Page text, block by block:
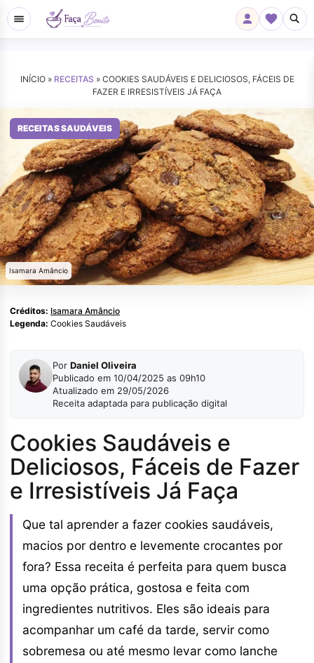
INÍCIO » RECEITAS » COOKIES SAUDÁVEIS E DELICIOSOS, FÁCEIS DE
FAZER E IRRESISTÍVEIS JÁ FAÇA
RECEITAS SAUDÁVEIS
Isamara Amâncio
Créditos: Isamara Amâncio
Legenda: Cookies Saudáveis
Por Daniel Oliveira
Publicado em 10/04/2025 as 09h10
Atualizado em 29/05/2026
Receita adaptada para publicação digital
Cookies Saudáveis e
Deliciosos, Fáceis de Fazer
e Irresistíveis Já Faça
Que tal aprender a fazer cookies saudáveis,
macios por dentro e levemente crocantes por
fora? Essa receita é perfeita para quem busca
uma opção prática, gostosa e feita com
ingredientes nutritivos. Eles são ideais para
acompanhar um café da tarde, servir como
sobremesa ou até mesmo levar como lanche